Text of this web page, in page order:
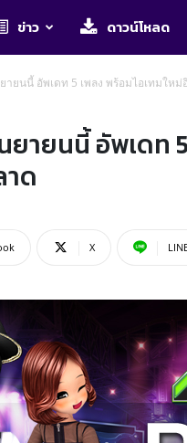
ข่าว ดาวน์โหลด
ายนนี้ อัพเดท 5 เพลง พร้อมไอเทมให
ยายนนี้ อัพเดท
ด
X